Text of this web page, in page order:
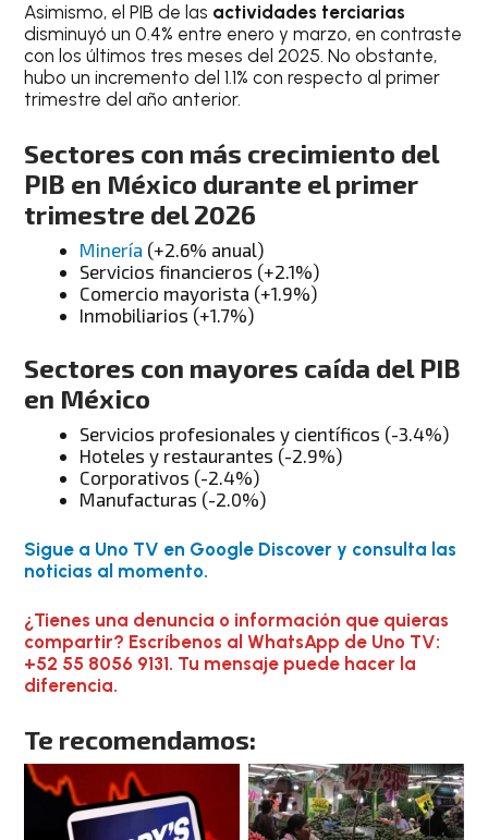
Asimismo, el PIB de las actividades terciarias
disminuyó un 0.4% entre enero y marzo, en contraste
con los últimos tres meses del 2025. No obstante,
hubo un incremento del 1.1% con respecto al primer
trimestre del año anterior.
Sectores con más crecimiento del
PIB en México durante el primer
trimestre del 2026
Minería (+2.6% anual)
Servicios financieros (+2.1%)
Comercio mayorista (+1.9%)
Inmobiliarios (+1.7%)
Sectores con mayores caída del PIB
en México
Servicios profesionales y científicos (-3.4%)
Hoteles y restaurantes (-2.9%)
Corporativos (-2.4%)
Manufacturas (-2.0%)
Sigue a Uno TV en Google Discover y consulta las
noticias al momento.
¿Tienes una denuncia o información que quieras
compartir? Escríbenos al WhatsApp de Uno TV:
+52 55 8056 9131. Tu mensaje puede hacer la
diferencia.
Te recomendamos: